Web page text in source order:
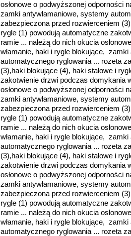
osłonowe o podwyższonej odporności
zamki antywłamaniowe, systemy
zabezpieczona przed rozwierceniem
rygle (1) powodują automatyczne
ramie ... należą do nich okucia
włamanie, haki i rygle blokujące,
automatycznego ryglowania ... rozeta
(3),haki blokujące (4), haki stalowe i
zakotwienie drzwi podczas domykania
osłonowe o podwyższonej odporności
zamki antywłamaniowe, systemy
zabezpieczona przed rozwierceniem
rygle (1) powodują automatyczne
ramie ... należą do nich okucia
włamanie, haki i rygle blokujące,
automatycznego ryglowania ... rozeta
(3),haki blokujące (4), haki stalowe i
zakotwienie drzwi podczas domykania
osłonowe o podwyższonej odporności
zamki antywłamaniowe, systemy
zabezpieczona przed rozwierceniem
rygle (1) powodują automatyczne
ramie ... należą do nich okucia
włamanie, haki i rygle blokujące,
automatycznego ryglowania ... rozeta